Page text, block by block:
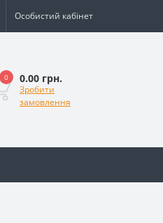
Особистий кабінет
0 0.00 грн.
Зробити
замовлення